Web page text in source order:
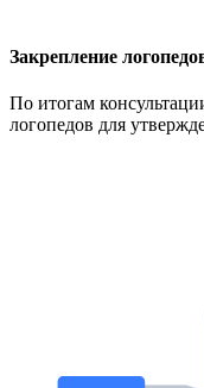
Закрепление
По итогам
логопедов для